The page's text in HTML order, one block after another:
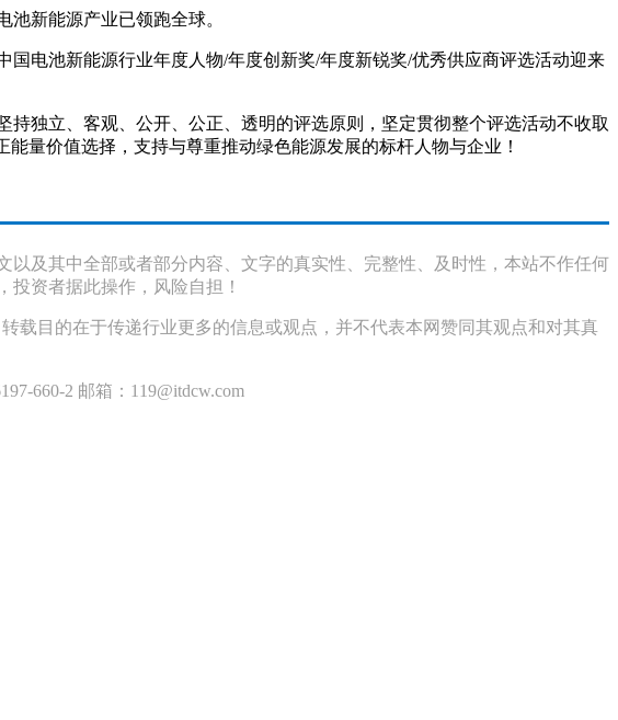
新能源产业已领跑全球。
电池新能源行业年度人物/年度创新奖/年度新锐奖/优秀供应商评选活动迎来
独立、客观、公开、公正、透明的评选原则，坚定贯彻整个评选活动不收取
量价值选择，支持与尊重推动绿色能源发展的标杆人物与企业！
及其中全部或者部分内容、文字的真实性、完整性、及时性，本站不作任何
资者据此操作，风险自担！
载目的在于传递行业更多的信息或观点，并不代表本网赞同其观点和对其真
660-2 邮箱：119@itdcw.com